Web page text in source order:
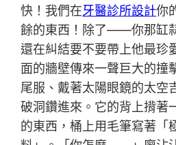
快！我們在牙醫診所設計你
餘的東西！除了——你那缸
還在糾結要不要帶上他最珍
面的牆壁傳來一聲巨大的撞
尾服、戴著太陽眼鏡的太空
破洞鑽進來。它的背上揹著
的東西，桶上用毛筆寫著「